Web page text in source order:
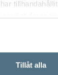
Tillåt alla
vem